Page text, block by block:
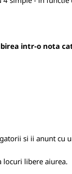
intr-o nota
si ii anunt cu
locuri libere aiurea.